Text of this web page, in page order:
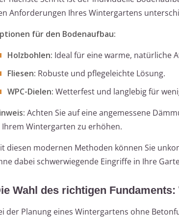
Anforderungen Ihres Wintergartens
für den Bodenaufbau:
Holzbohlen: Ideal für eine warme, natürliche
Fliesen: Robuste und pflegeleichte Lösung.
WPC-Dielen: Wetterfest und langlebig für
Achten Sie auf eine angemessene
Ihrem Wintergarten zu erhöhen.
diesen modernen Methoden können Sie
dabei schwerwiegende Eingriffe in Ihre
Wahl des richtigen
der Planung eines Wintergartens ohne